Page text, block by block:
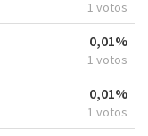
1 votos
0,01%
1 votos
0,01%
1 votos